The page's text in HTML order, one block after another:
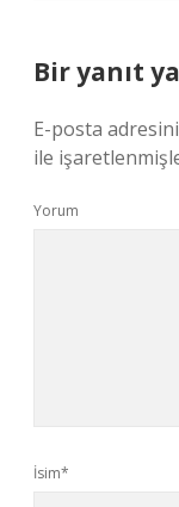
Bir yanıt
E-posta
ile
Yorum
İsim*